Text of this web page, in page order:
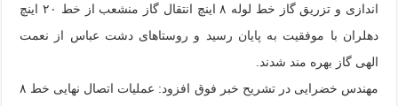
اندازی و تزریق گاز خط لوله ۸ اینچ انتقال گاز منشعب از خط ۲۰ اینچ
دهلران با موفقیت به پایان رسید و روستاهای دشت عباس از نعمت
الهی گاز بهره مند شدند.
مهندس خضرایی در تشریح خبر فوق افزود: عملیات اتصال نهایی خط ۸